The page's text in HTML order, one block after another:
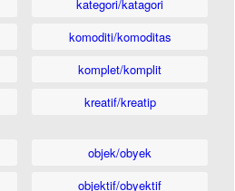
kategori/katagori
komoditi/komoditas
komplet/komplit
kreatif/kreatip
objek/obyek
objektif/obyektif